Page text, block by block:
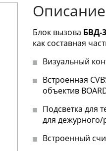
Описание
Блок вызова БВД-
как составная
Визуальный
Встроенная
объектив
Подсветка для
для
Встроенный